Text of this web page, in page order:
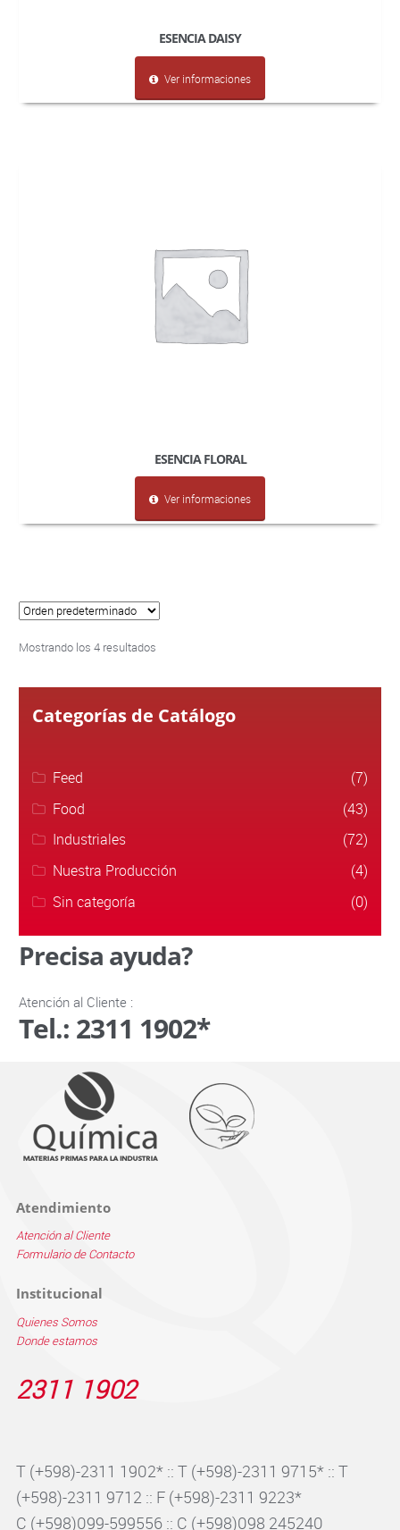
ESENCIA DAISY
Ver informaciones
ESENCIA FLORAL
Ver informaciones
Mostrando los 4 resultados
Categorías de Catálogo
Feed
(7)
Food
(43)
Industriales
(72)
Nuestra Producción
(4)
Sin categoría
(0)
Precisa ayuda?
Atención al Cliente :
Tel.: 2311 1902*
Atendimiento
Atención al Cliente
Formulario de Contacto
Institucional
Quienes Somos
Donde estamos
2311 1902
T (+598)-2311 1902* :: T (+598)-2311 9715* :: T
(+598)-2311 9712 :: F (+598)-2311 9223*
C (+598)099-599556 :: C (+598)098 245240